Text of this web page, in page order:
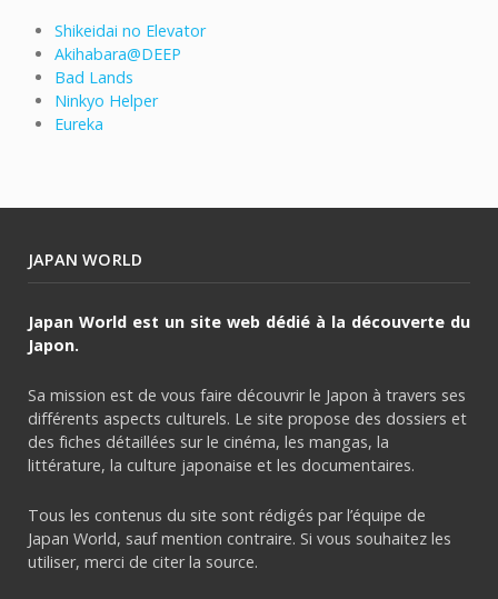
Shikeidai no Elevator
Akihabara@DEEP
Bad Lands
Ninkyo Helper
Eureka
JAPAN WORLD
Japan World est un site web dédié à la découverte du
Japon.
Sa mission est de vous faire découvrir le Japon à travers ses
différents aspects culturels. Le site propose des dossiers et
des fiches détaillées sur le cinéma, les mangas, la
littérature, la culture japonaise et les documentaires.
Tous les contenus du site sont rédigés par l’équipe de
Japan World, sauf mention contraire. Si vous souhaitez les
utiliser, merci de citer la source.